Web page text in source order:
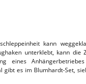
kann
unterklebt, kann die
eines
gibt es im Blumhardt-Set,